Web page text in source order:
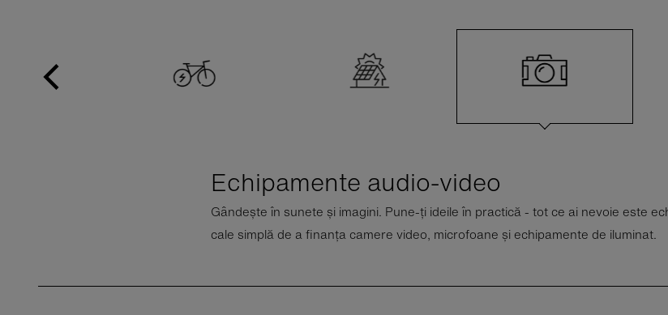
Echipamente audio-video
Gândește în sunete și imagini. Pune-ți ideile în practică - tot ce ai nevoie este
cale simplă de a finanța camere video, microfoane și echipamente de iluminat.